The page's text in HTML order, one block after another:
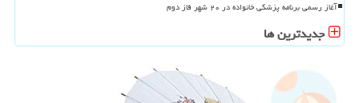
آغاز رسمی برنامه پزشکی خانواده در ۲۰ شهر فاز دوم
جدیدترین ها